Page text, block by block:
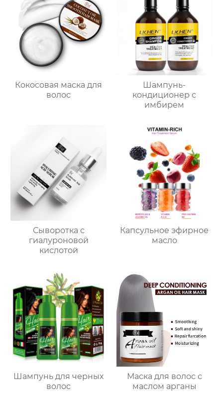
Кокосовая маска для
волос
Шампунь-
кондиционер с
имбирем
Сыворотка с
гиалуроновой
кислотой
Капсульное эфирное
масло
Шампунь для черных
волос
Маска для волос с
маслом арганы